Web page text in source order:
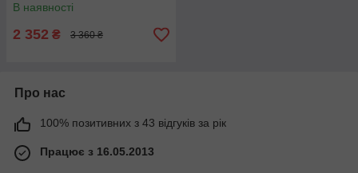
В наявності
2 352 ₴ 3 360 ₴
Про нас
100% позитивних з 43 відгуків за рік
Працює з 16.05.2013